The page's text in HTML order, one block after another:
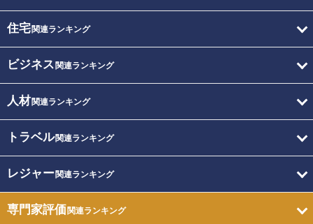
住宅関連ランキング
ビジネス 関連ランキング
人材関連ランキング
トラベル関連ランキング
レジャー関連ランキング
専門家評価関連ランキング